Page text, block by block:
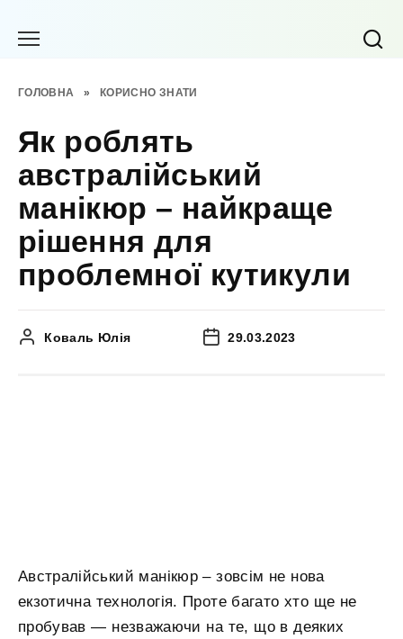
ГОЛОВНА » КОРИСНО ЗНАТИ
Як роблять
австралійський
манікюр – найкраще
рішення для
проблемної кутикули
Коваль Юлія 29.03.2023
Австралійський манікюр – зовсім не нова
екзотична технологія. Проте багато хто ще не
пробував — незважаючи на те, що в деяких